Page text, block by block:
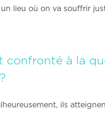
lieu où on va souffrir
confronté à la
ils